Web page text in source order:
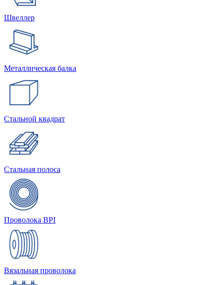
Швеллер
Металлическая балка
Стальной квадрат
Стальная полоса
Проволока BPI
Вязальная проволока